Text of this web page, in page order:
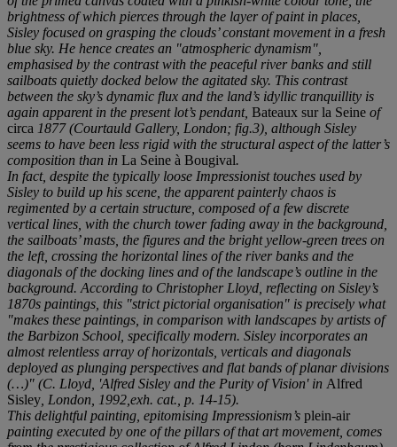
brightness of which pierces through the layer of paint in places,
Sisley focused on grasping the clouds’ constant movement in a fresh
blue sky. He hence creates an "atmospheric dynamism",
emphasised by the contrast with the peaceful river banks and still
sailboats quietly docked below the agitated sky. This contrast
between the sky’s dynamic flux and the land’s idyllic tranquillity is
again apparent in the present lot’s pendant, Bateaux sur la Seine of
circa 1877 (Courtauld Gallery, London; fig.3), although Sisley
seems to have been less rigid with the structural aspect of the latter’s
composition than in La Seine à Bougival.
In fact, despite the typically loose Impressionist touches used by
Sisley to build up his scene, the apparent painterly chaos is
regimented by a certain structure, composed of a few discrete
vertical lines, with the church tower fading away in the background,
the sailboats’ masts, the figures and the bright yellow-green trees on
the left, crossing the horizontal lines of the river banks and the
diagonals of the docking lines and of the landscape’s outline in the
background. According to Christopher Lloyd, reflecting on Sisley’s
1870s paintings, this "strict pictorial organisation" is precisely what
"makes these paintings, in comparison with landscapes by artists of
the Barbizon School, specifically modern. Sisley incorporates an
almost relentless array of horizontals, verticals and diagonals
deployed as plunging perspectives and flat bands of planar divisions
(…)" (C. Lloyd, 'Alfred Sisley and the Purity of Vision' in Alfred
Sisley , London, 1992,exh. cat., p. 14-15).
This delightful painting, epitomising Impressionism’s plein-air
painting executed by one of the pillars of that art movement, comes